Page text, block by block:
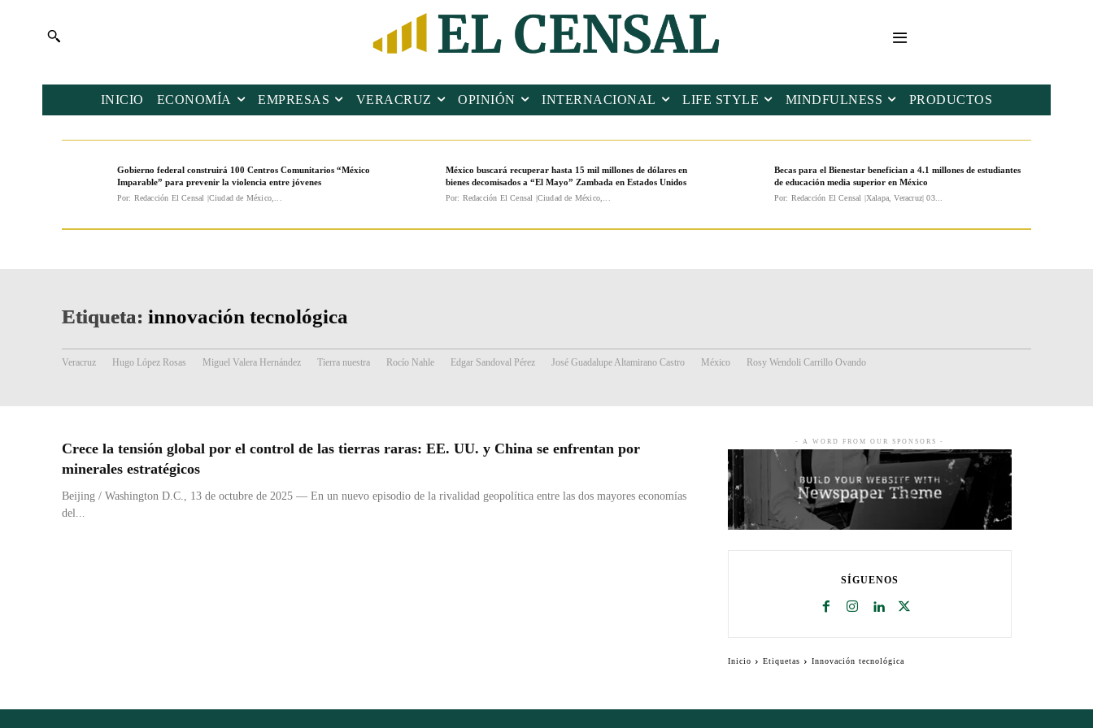
INICIO ECONOMÍA EMPRESAS VERACRUZ OPINIÓN INTERNACIONAL LIFE STYLE MINDFULNESS PRODUCTOS
Gobierno federal construirá 100 Centros Comunitarios “México
Imparable” para prevenir la violencia entre jóvenes
Por: Redacción El Censal |Ciudad de México,...
México buscará recuperar hasta 15 mil millones de dólares en
bienes decomisados a “El Mayo” Zambada en Estados Unidos
Por: Redacción El Censal |Ciudad de México,...
Becas para el Bienestar benefician a 4.1 millones de estudiantes
de educación media superior en México
Por: Redacción El Censal |Xalapa, Veracruz| 03...
Etiqueta: innovación tecnológica
Veracruz Hugo López Rosas Miguel Valera Hernández Tierra nuestra Rocío Nahle Edgar Sandoval Pérez José Guadalupe Altamirano Castro México Rosy Wendoli Carrillo Ovando
Crece la tensión global por el control de las tierras raras: EE. UU. y China se enfrentan por
minerales estratégicos
Beijing / Washington D.C., 13 de octubre de 2025 — En un nuevo episodio de la rivalidad geopolítica entre las dos mayores economías
del...
- A WORD FROM OUR SPONSORS -
SÍGUENOS
Inicio Etiquetas Innovación tecnológica